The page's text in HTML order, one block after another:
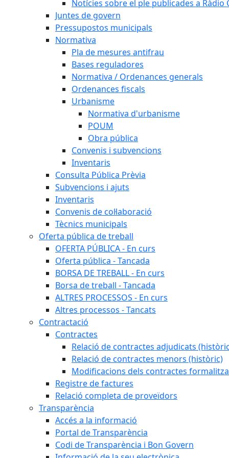
Notícies sobre el ple publicades a Ràdio
Juntes de govern
Pressupostos municipals
Normativa
Pla de mesures antifrau
Bases reguladores
Normativa / Ordenances generals
Ordenances fiscals
Urbanisme
Normativa d'urbanisme
POUM
Obra pública
Convenis i subvencions
Inventaris
Consulta Pública Prèvia
Subvencions i ajuts
Inventaris
Convenis de col·laboració
Tècnics municipals
Oferta pública de treball
OFERTA PÚBLICA - En curs
Oferta pública - Tancada
BORSA DE TREBALL - En curs
Borsa de treball - Tancada
ALTRES PROCESSOS - En curs
Altres processos - Tancats
Contractació
Contractes
Relació de contractes adjudicats
Relació de contractes menors (històric)
Modificacions dels contractes
Registre de factures
Relació completa de proveïdors
Transparència
Accés a la informació
Portal de Transparència
Codi de Transparència i Bon Govern